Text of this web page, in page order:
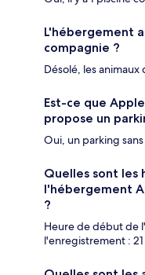
L'hébergement
compagnie ?
Désolé, les
Est-ce que
propose un
Oui, un parking
Quelles sont les
l'hébergement
?
Heure de début de
l'enregistrement :